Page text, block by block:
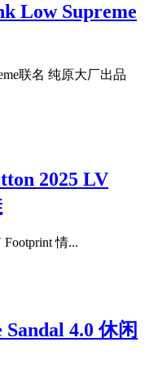
Low Supreme
联名 纯原大厂出品
2025 LV
Footprint 情...
4.0 休闲